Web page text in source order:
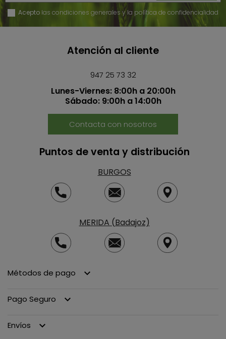
Acepto las condiciones generales y la política de confidencialidad
Atención al cliente
947 25 73 32
Lunes-Viernes: 8:00h a 20:00h
Sábado: 9:00h a 14:00h
Contacta con nosotros
Puntos de venta y distribución
BURGOS
MERIDA (Badajoz)
Métodos de pago keyboard_arrow_down
Pago Seguro keyboard_arrow_down
Envíos keyboard_arrow_down